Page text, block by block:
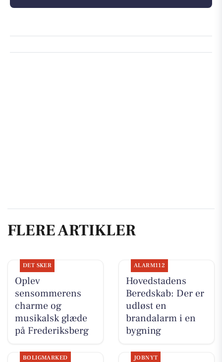
FLERE ARTIKLER
DET SKER
Oplev
sensommerens
charme og
musikalsk glæde
på Frederiksberg
ALARM112
Hovedstadens
Beredskab: Der er
udløst en
brandalarm i en
bygning
BOLIGMARKED JOBNYT